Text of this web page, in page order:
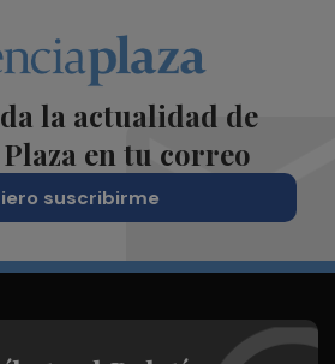
la actualidad de
en tu correo
suscribirme